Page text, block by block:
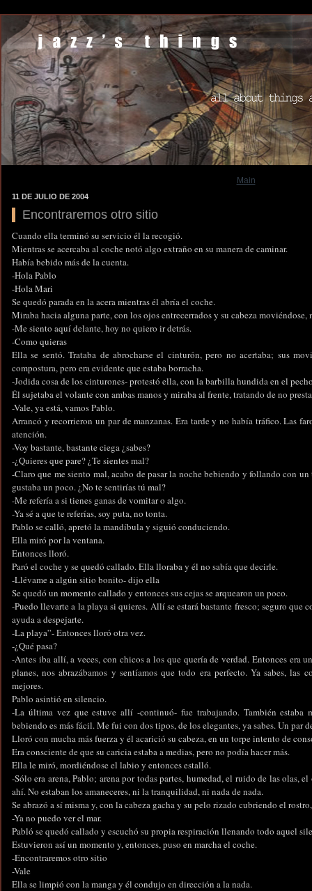
Main
11 DE JULIO DE 2004
Encontraremos otro sitio
Cuando ella terminó su servicio él la recogió.
Mientras se acercaba al coche notó algo extraño en su manera de caminar.
Había bebido más de la cuenta.
-Hola Pablo
-Hola Mari
Se quedó parada en la acera mientras él abría el coche.
Miraba hacia alguna parte, con los ojos entrecerrados y su cabeza
-Me siento aquí delante, hoy no quiero ir detrás.
-Como quieras
Ella se sentó. Trataba de abrocharse el cinturón, pero no acertaba; sus
compostura, pero era evidente que estaba borracha.
-Jodida cosa de los cinturones- protestó ella, con la barbilla hundida en el
Él sujetaba el volante con ambas manos y miraba al frente, tratando de no
-Vale, ya está, vamos Pablo.
Arrancó y recorrieron un par de manzanas. Era tarde y no había tráfico. Las
atención.
-Voy bastante, bastante ciega ¿sabes?
-¿Quieres que pare? ¿Te sientes mal?
-Claro que me siento mal, acabo de pasar la noche bebiendo y follando con
gustaba un poco. ¿No te sentirías tú mal?
-Me refería a si tienes ganas de vomitar o algo.
-Ya sé a que te referías, soy puta, no tonta.
Pablo se calló, apretó la mandíbula y siguió conduciendo.
Ella miró por la ventana.
Entonces lloró.
Paró el coche y se quedó callado. Ella lloraba y él no sabía que decirle.
-Llévame a algún sitio bonito- dijo ella
Se quedó un momento callado y entonces sus cejas se arquearon un poco.
-Puedo llevarte a la playa si quieres. Allí se estará bastante fresco; seguro que
ayuda a despejarte.
-La playa”- Entonces lloró otra vez.
-¿Qué pasa?
-Antes iba allí, a veces, con chicos a los que quería de verdad. Entonces era
planes, nos abrazábamos y sentíamos que todo era perfecto. Ya sabes, las
mejores.
Pablo asintió en silencio.
-La última vez que estuve allí -continuó- fue trabajando. También estaba
bebiendo es más fácil. Me fui con dos tipos, de los elegantes, ya sabes. Un par
Lloró con mucha más fuerza y él acarició su cabeza, en un torpe intento de
Era consciente de que su caricia estaba a medias, pero no podía hacer más.
Ella le miró, mordiéndose el labio y entonces estalló.
-Sólo era arena, Pablo; arena por todas partes, humedad, el ruido de las olas,
ahí. No estaban los amaneceres, ni la tranquilidad, ni nada de nada.
Se abrazó a sí misma y, con la cabeza gacha y su pelo rizado cubriendo el
-Ya no puedo ver el mar.
Pabló se quedó callado y escuchó su propia respiración llenando todo aquel
Estuvieron así un momento y, entonces, puso en marcha el coche.
-Encontraremos otro sitio
-Vale
Ella se limpió con la manga y él condujo en dirección a la nada.